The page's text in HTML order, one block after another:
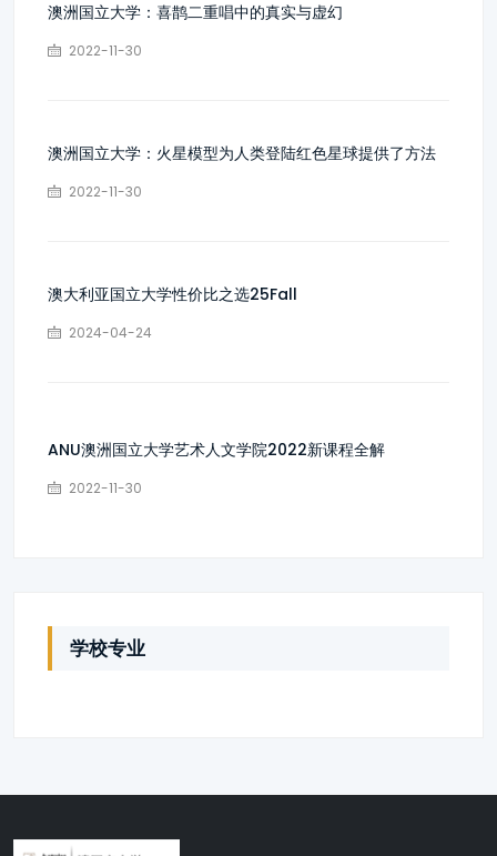
澳洲国立大学：喜鹊二重唱中的真实与虚幻
2022-11-30
澳洲国立大学：火星模型为人类登陆红色星球提供了方法
2022-11-30
澳大利亚国立大学性价比之选25Fall
2024-04-24
ANU澳洲国立大学艺术人文学院2022新课程全解
2022-11-30
学校专业